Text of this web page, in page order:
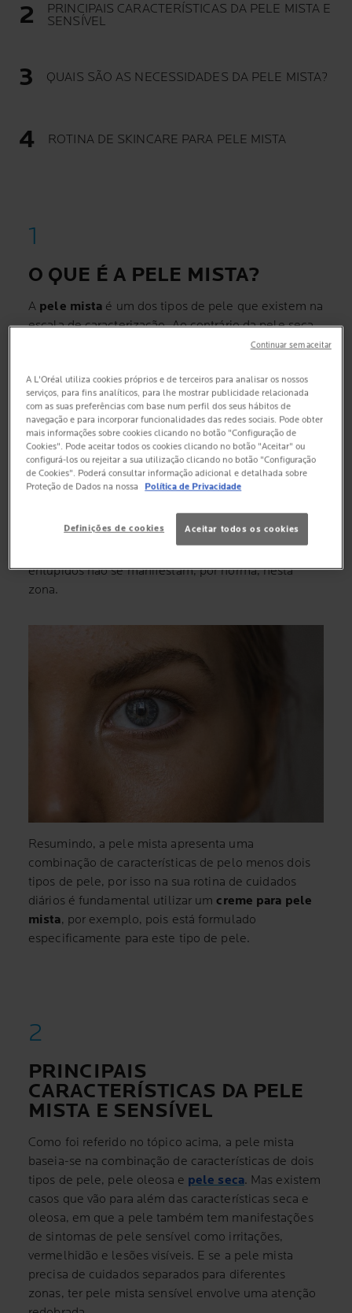
PRINCIPAIS CARACTERÍSTICAS DA PELE MISTA E
SENSÍVEL
QUAIS SÃO AS NECESSIDADES DA PELE MISTA?
ROTINA DE SKINCARE PARA PELE MISTA
O QUE É A PELE MISTA?
A pele mista é um dos tipos de pele que existem na
escala de caracterização. Ao contrário da pele seca
, a pele mista apresenta
certas zonas é seca e noutras zonas é oleosa. Isto é
muito visível na área do rosto. Napele mista, a linha
T (testa, nariz e queixo) apresenta uma
complexidade oleosa, com produção de sebo em
maior quantidade. Também existe ocorrência de
poros dilatados e dos famosospontos negros. Estes
aspetos são comuns a uma pele do tipo oleoso. Por
outro lado, em zonas como as bochechas, as
características já são de pele seca, com alguma
entupidos não se manifestam, por norma, nesta
zona.
Resumindo, a pele mista apresenta uma
combinação de características de pelo menos dois
tipos de pele, por isso na sua rotina de cuidados
diários é fundamental utilizar umcreme para pele
mista, por exemplo, pois está formulado
especificamente para este tipo de pele.
PRINCIPAIS
CARACTERÍSTICAS DA PELE
MISTA E SENSÍVEL
Como foi referido no tópico acima, a pele mista
baseia-se na combinação de características de dois
tipos de pele, pele oleosa e pele seca. Mas existem
casos que vão para além das características seca e
oleosa, em que a pele também tem manifestações
de sintomas de pele sensível como irritações,
vermelhidão e lesões visíveis. E se a pele mista
precisa de cuidados separados para diferentes
zonas, ter pele mista sensível envolve uma atenção
A L'Oréal utiliza cookies próprios e de terceiros para analisar os nossos
serviços, para fins analíticos, para lhe mostrar publicidade relacionada
com as suas preferências com base num perfil dos seus hábitos de
navegação e para incorporar funcionalidades das redes sociais. Pode obter
mais informações sobre cookies clicando no botão "Configuração de
Cookies". Pode aceitar todos os cookies clicando no botão "Aceitar" ou
configurá-los ou rejeitar a sua utilização clicando no botão "Configuração
de Cookies". Poderá consultar informação adicional e detalhada sobre
Proteção de Dados na nossa
Política de Privacidade
Definições de cookies Aceitar todos os cookies
Continuar sem aceitar